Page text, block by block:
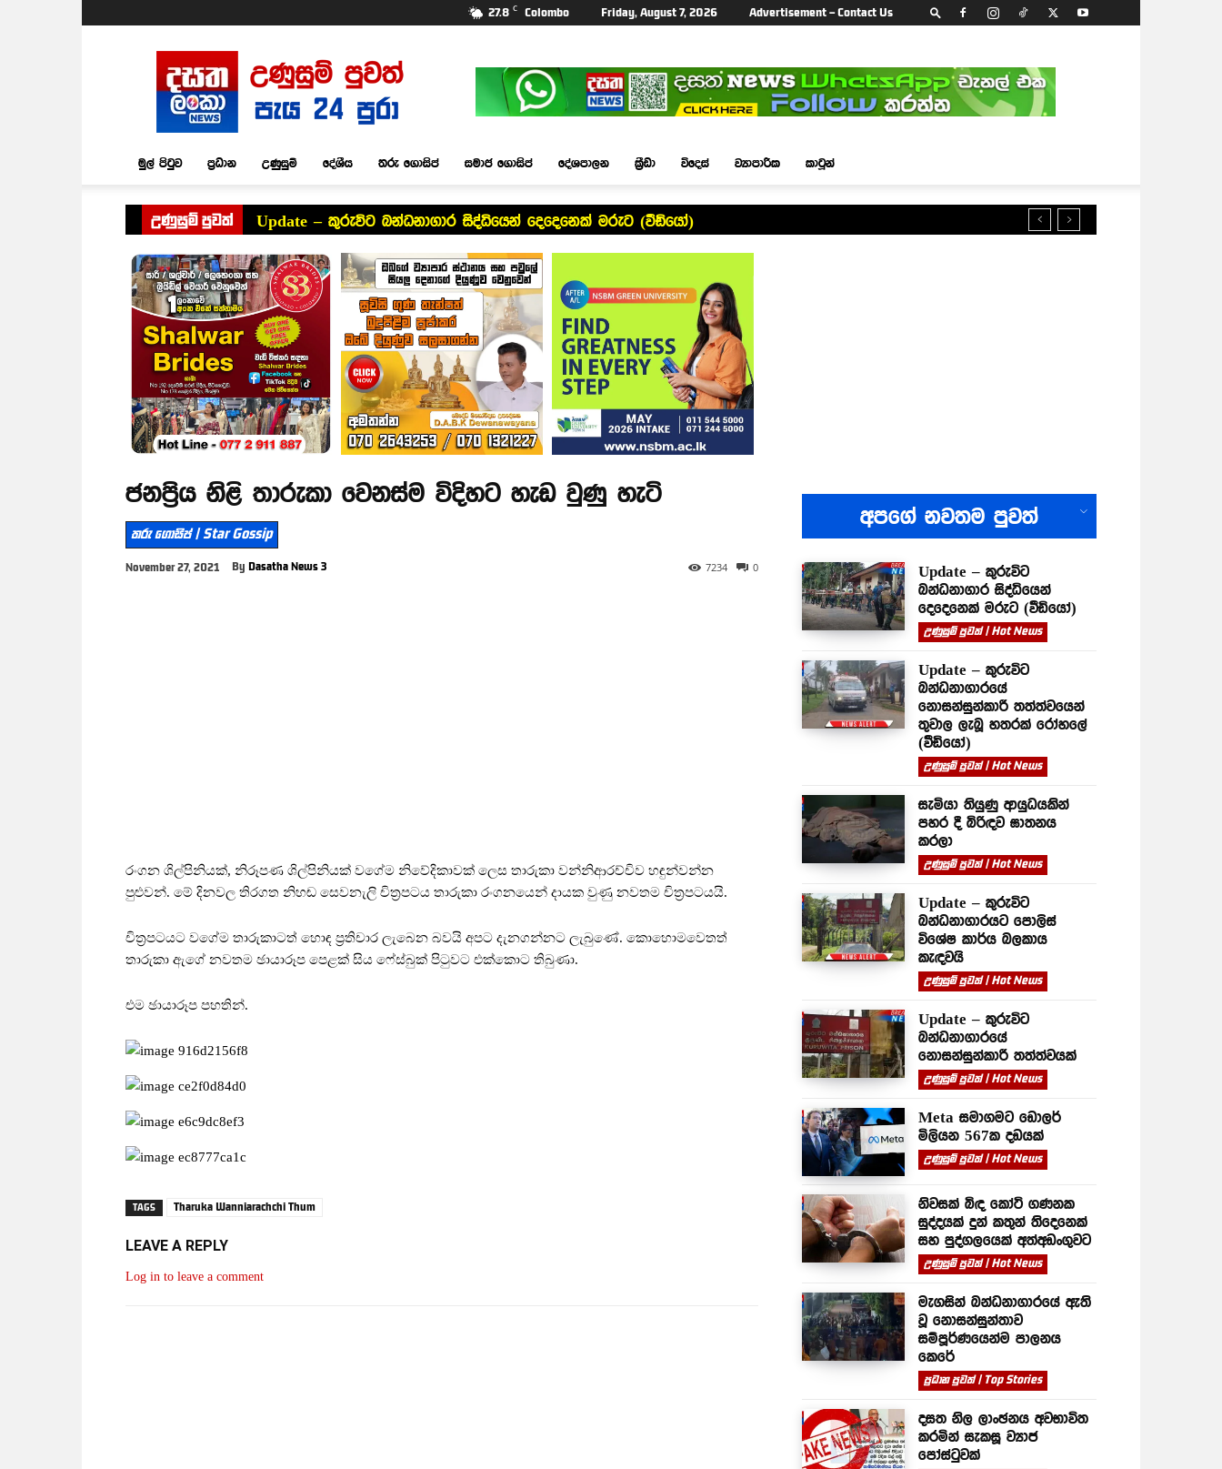
27.8 C Colombo Friday, August 7, 2026 Advertisement – Contact Us
Dasatha
Lanka
News
මුල් පිටුව ප්‍රධාන උණුසුම් දේශීය තරු ගොසිප් සමාජ ගොසිප් දේශපාලන ක්‍රීඩා විදෙස් ව්‍යාපාරික කාටූන්
උණුසුම් පුවත් Update – කුරුවිට බන්ධනාගාර සිද්ධියෙන් දෙදෙනෙක් මරුට (වීඩියෝ)
ජනප්‍රිය නිළි තාරුකා වෙනස්ම විදිහට හැඩ වුණු හැටි
තරු ගොසිප් | Star Gossip
November 27, 2021 By Dasatha News 3 0
7234
රංගන ශිල්පිනියක්, නිරූපණ ශිල්පිනියක් වගේම නිවේදිකාවක් ලෙස තාරුකා වන්නිආරච්චිව හඳුන්වන්න
පුළුවන්. මේ දිනවල තිරගත නිහඬ සෙවනැලි චිත්‍රපටය තාරුකා රංගනයෙන් දායක වුණු නවතම චිත්‍රපටයයි.
චිත්‍රපටයට වගේම තාරුකාටත් හොඳ ප්‍රතිචාර ලැබෙන බවයි අපට දැනගන්නට ලැබුණේ. කොහොමවෙතත්
තාරුකා ඇගේ නවතම ඡායාරූප පෙළක් සිය ෆේස්බුක් පිටුවට එක්කොට තිබුණා.
එම ඡායාරූප පහතින්.
TAGS Tharuka Wanniarachchi Thum
LEAVE A REPLY
Log in to leave a comment
අපගේ නවතම පුවත්
Update – කුරුවිට
බන්ධනාගාර සිද්ධියෙන්
දෙදෙනෙක් මරුට (වීඩියෝ)
උණුසුම් පුවත් | Hot News
Update – කුරුවිට
බන්ධනාගාරයේ
නොසන්සුන්කාරී තත්ත්වයෙන්
තුවාල ලැබූ හතරක් රෝහලේ
(වීඩියෝ)
උණුසුම් පුවත් | Hot News
සැමියා තියුණු ආයුධයකින්
පහර දී බිරිඳව ඝාතනය
කරලා
උණුසුම් පුවත් | Hot News
Update – කුරුවිට
බන්ධනාගාරයට පොලිස්
විශේෂ කාර්ය බලකාය
කැඳවයි
උණුසුම් පුවත් | Hot News
Update – කුරුවිට
බන්ධනාගාරයේ
නොසන්සුන්කාරී තත්ත්වයක්
උණුසුම් පුවත් | Hot News
Meta සමාගමට ඩොලර්
මිලියන 567ක දඩයක්
උණුසුම් පුවත් | Hot News
නිවසක් බිඳ කෝටි ගණනක
සුද්දයක් දුන් කතුන් තිදෙනෙක්
සහ පුද්ගලයෙක් අත්අඩංගුවට
උණුසුම් පුවත් | Hot News
මැගසින් බන්ධනාගාරයේ ඇති
වූ නොසන්සුන්තාව
සම්පූර්ණයෙන්ම පාලනය
කෙරේ
ප්‍රධාන පුවත් | Top Stories
දසත නිල ලාංඡනය අවභාවිත
කරමින් සැකසූ ව්‍යාජ
පෝස්ටුවක්